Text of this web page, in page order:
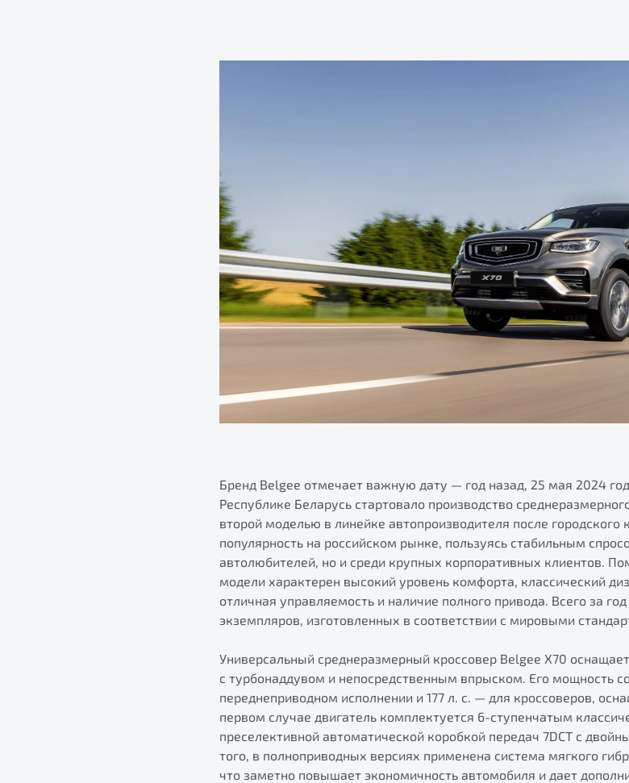
Бренд Belgee отмечает важную дату — год назад, 25 мая 2024
Республике Беларусь стартовало производство
второй моделью в линейке автопроизводителя после городского
популярность на российском рынке, пользуясь стабильным
автолюбителей, но и среди крупных корпоративных клиентов.
модели характерен высокий уровень комфорта, классический
отличная управляемость и наличие полного привода. Всего за
экземпляров, изготовленных в соответствии с мировыми
Универсальный среднеразмерный кроссовер Belgee X70
с турбонаддувом и непосредственным впрыском. Его мощность
переднеприводном исполнении и 177 л. с. — для кроссоверов,
первом случае двигатель комплектуется 6-ступенчатым
преселективной автоматической коробкой передач 7DCT с
того, в полноприводных версиях применена система мягкого
что заметно повышает экономичность автомобиля и дает